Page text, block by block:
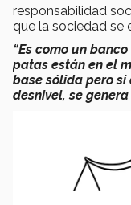
responsabilidad
que la sociedad se
“Es como un
patas están en el
base sólida pero
desnivel, se